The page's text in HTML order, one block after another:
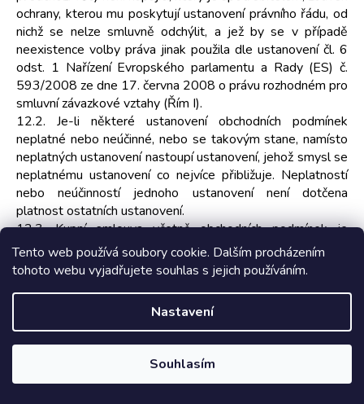
Tento web používá soubory cookie. Dalším procházením
tohoto webu vyjadřujete souhlas s jejich používáním.
Nastavení
Souhlasím
ochrany, kterou mu poskytují ustanovení právního řádu, od
nichž se nelze smluvně odchýlit, a jež by se v případě
neexistence volby práva jinak použila dle ustanovení čl. 6
odst. 1 Nařízení Evropského parlamentu a Rady (ES) č.
593/2008 ze dne 17. června 2008 o právu rozhodném pro
smluvní závazkové vztahy (Řím I).
12.2. Je-li některé ustanovení obchodních podmínek
neplatné nebo neúčinné, nebo se takovým stane, namísto
neplatných ustanovení nastoupí ustanovení, jehož smysl se
neplatnému ustanovení co nejvíce přibližuje. Neplatností
nebo neúčinností jednoho ustanovení není dotčena
platnost ostatních ustanovení.
12.3. Kupní smlouva včetně obchodních podmínek je
archivována prodávajícím v elektronické podobě a není
přístupná.
12.4. Přílohu obchodních podmínek tvoří vzorový formulář
12.5. Kontaktní údaje prodávajícího: adresa pro doručování
Neoeshops s.r.o. , Tyršova 1438/38, Moravská Ostrava,
702 00 Ostrava, adresa elektronické pošty
info@neonabytek.cz, telefon 702 007 190.